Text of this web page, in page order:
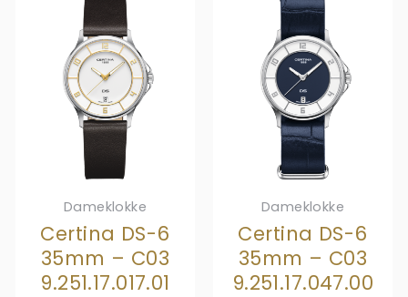
Dameklokke
Certina DS-6
35mm – C03
9.251.17.017.01
Dameklokke
Certina DS-6
35mm – C03
9.251.17.047.00